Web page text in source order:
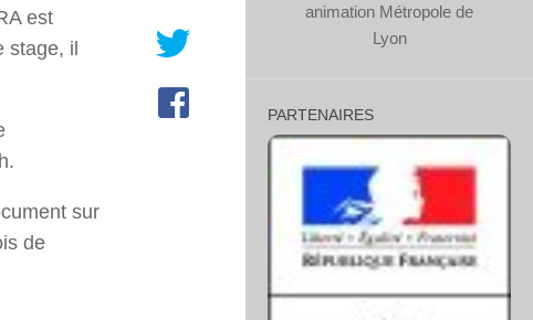
est
stage, il
sur
de
animation Métropole de
Lyon
PARTENAIRES